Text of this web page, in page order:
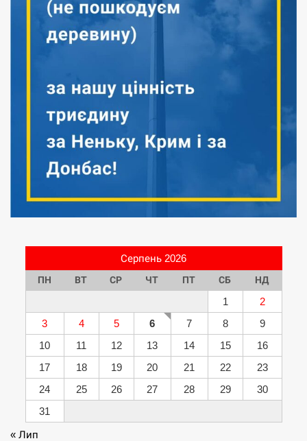
Серпень 2026
ПН ВТ СР ЧТ ПТ СБ НД
1
2
3
4 5 6 7 8
9
10
11 12 13 14 15
16
17
18 19 20 21 22
23
24
25 26 27 28 29
30
31
« Лип